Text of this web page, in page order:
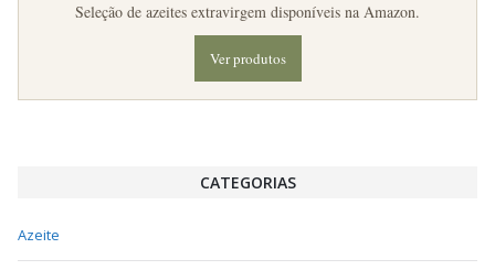
Seleção de azeites extravirgem disponíveis na Amazon.
Ver produtos
CATEGORIAS
Azeite